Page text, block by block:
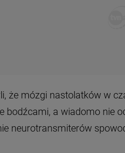
że mózgi nastolatków w
bodźcami, a wiadomo nie
neurotransmiterów